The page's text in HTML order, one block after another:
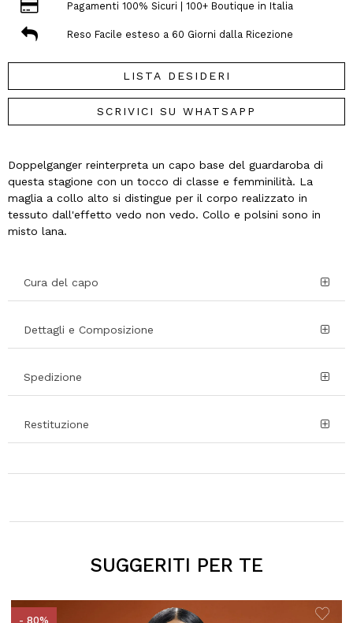
Pagamenti 100% Sicuri | 100+ Boutique in Italia
Reso Facile esteso a 60 Giorni dalla Ricezione
LISTA DESIDERI
SCRIVICI SU WHATSAPP
Doppelganger reinterpreta un capo base del guardaroba di
questa stagione con un tocco di classe e femminilità. La
maglia a collo alto si distingue per il corpo realizzato in
tessuto dall'effetto vedo non vedo. Collo e polsini sono in
misto lana.
Cura del capo
Dettagli e Composizione
Spedizione
Restituzione
SUGGERITI PER TE
- 80%